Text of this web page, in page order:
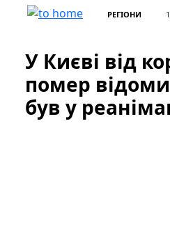
РЕГІОНИ
У Києві від
помер
був у